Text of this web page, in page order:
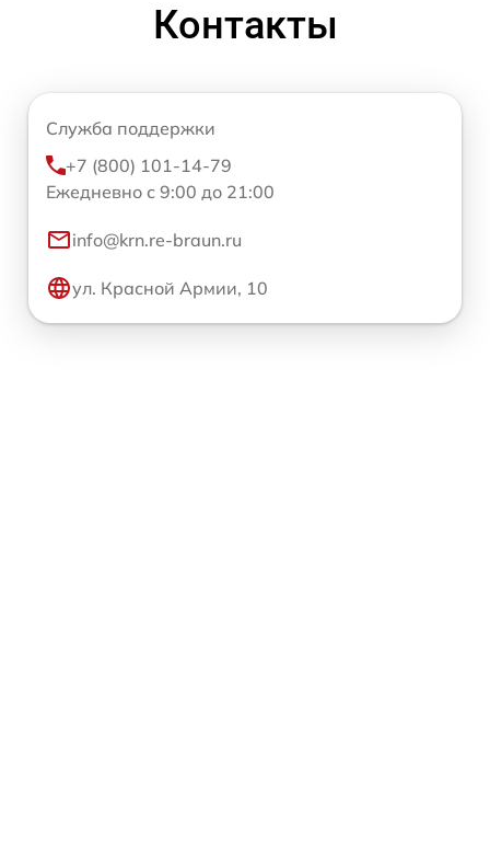
Контакты
Служба поддержки
+7 (800) 101-14-79
Ежедневно с 9:00 до 21:00
info@krn.re-braun.ru
ул. Красной Армии, 10